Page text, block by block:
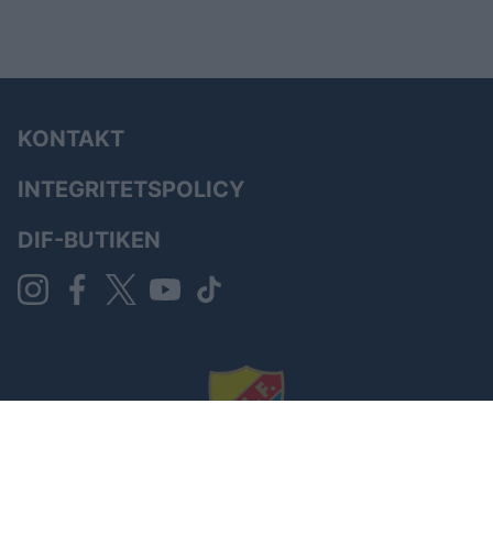
KONTAKT
INTEGRITETSPOLICY
DIF-BUTIKEN